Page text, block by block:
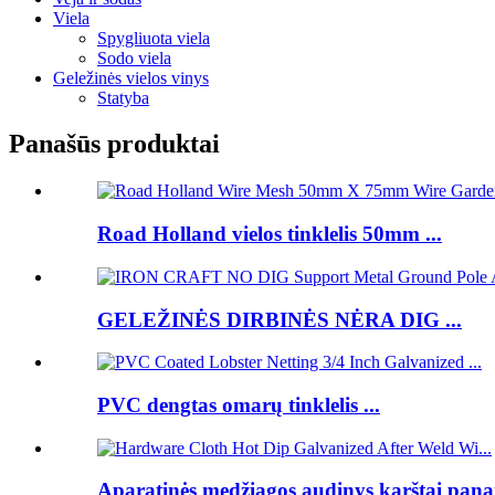
Viela
Spygliuota viela
Sodo viela
Geležinės vielos vinys
Statyba
Panašūs produktai
Road Holland vielos tinklelis 50mm ...
GELEŽINĖS DIRBINĖS NĖRA DIG ...
PVC dengtas omarų tinklelis ...